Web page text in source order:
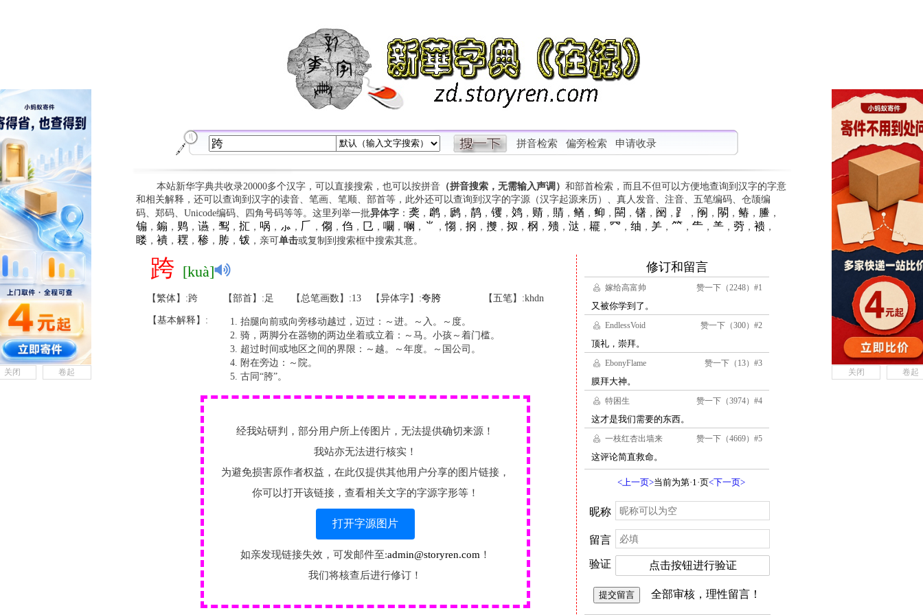
拼音检索 偏旁检索 申请收录
本站新华字典共收录20000多个汉字，可以直接搜索，也可以按拼音（拼音搜索，无需输入声调） 和部首检索，而且不但可以方便地查询到汉字的字意
和相关解释，还可以查询到汉字的读音、笔画、笔顺、部首等，此外还可以查询到汉字的字源（汉字起源来历）、真人发音、注音、五笔编码、仓颉编
码、郑码、Unicode编码、四角号码等等。这里列举一批异体字： 䶮 ， 䴙， 䴘， 䴖， 䦆， 䴔， 䞍， 䝼， 䲡 ， 䲟 ， 䦟 ， 䦃， 䦷 ， ⻊ ， 䦶 ， 䦛 ， 䲠 ， 䲢 ，
䦂 ， 䥇 ， 䴗， 䜩， 䴕， 㧟 ， 㖞 ， ⺗ ， 𠂆 ， 㑳 ， 㑇 ， 㔾 ， 㘚 ， 㘎 ， ⺌ ， 㥮 ， 㧏 ， 㩳， 㧐 ， 㭎 ， 㱮， 㳠 ， 䎱 ， ⺳ ， 䌷 ， ⺶， ⺮ ， ⺧， ⺷， 䓖， 䙌，
䁖， 䙡， 䎬 ， 䅟， 䏝， 䥽，亲可单击或复制到搜索框中搜索其意。
跨 [kuà]
【繁体】:跨 【部首】:足 【总笔画数】:13 【异体字】:夸胯 【五笔】:khdn
【基本解释】:
抬腿向前或向旁移动越过，迈过：～进。～入。～度。
骑，两脚分在器物的两边坐着或立着：～马。小孩～着门槛。
超过时间或地区之间的界限：～越。～年度。～国公司。
附在旁边：～院。
古同“胯”。
经我站研判，部分用户所上传图片，无法提供确切来源！
我站亦无法进行核实！
为避免损害原作者权益，在此仅提供其他用户分享的图片链接，
你可以打开该链接，查看相关文字的字源字形等！
打开字源图片
如亲发现链接失效，可发邮件至:admin@storyren.com ！
我们将核查后进行修订！
关闭 卷起 关闭 卷起